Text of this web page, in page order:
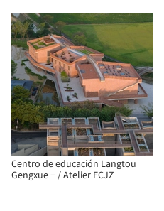
Centro de educación Langtou
Gengxue + / Atelier FCJZ